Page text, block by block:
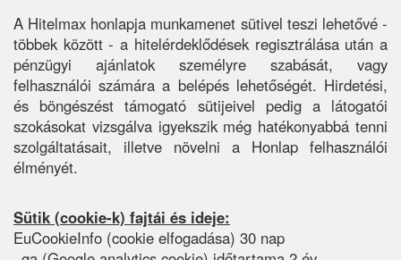
A Hitelmax honlapja munkamenet sütivel teszi lehetővé -
többek között - a hitelérdeklődések regisztrálása után a
pénzügyi ajánlatok személyre szabását, vagy
felhasználói számára a belépés lehetőségét. Hirdetési,
és böngészést támogató sütijeivel pedig a látogatói
szokásokat vizsgálva igyekszik még hatékonyabbá tenni
szolgáltatásait, illetve növelni a Honlap felhasználói
élményét.
Sütik (cookie-k) fajtái és ideje:
EuCookieInfo (cookie elfogadása) 30 nap